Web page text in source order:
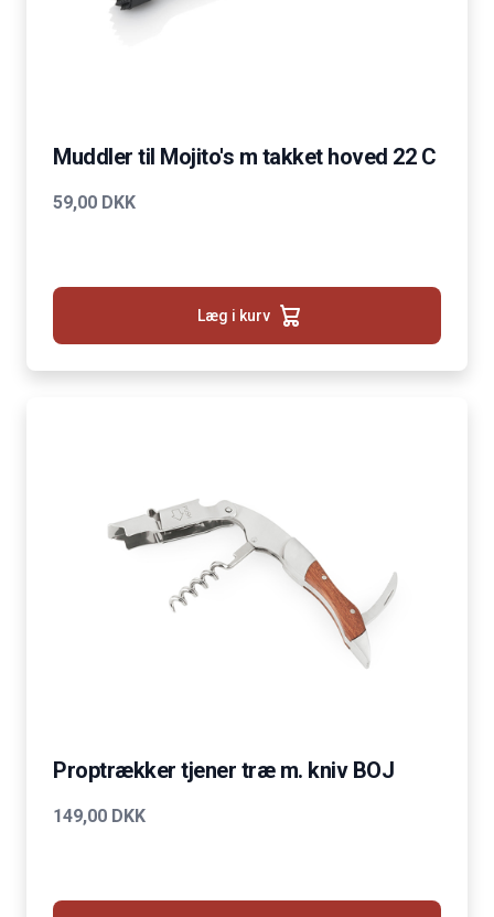
Muddler til Mojito's m takket hoved 22 C
59,00 DKK
Læg i kurv
Proptrækker tjener træ m. kniv BOJ
149,00 DKK